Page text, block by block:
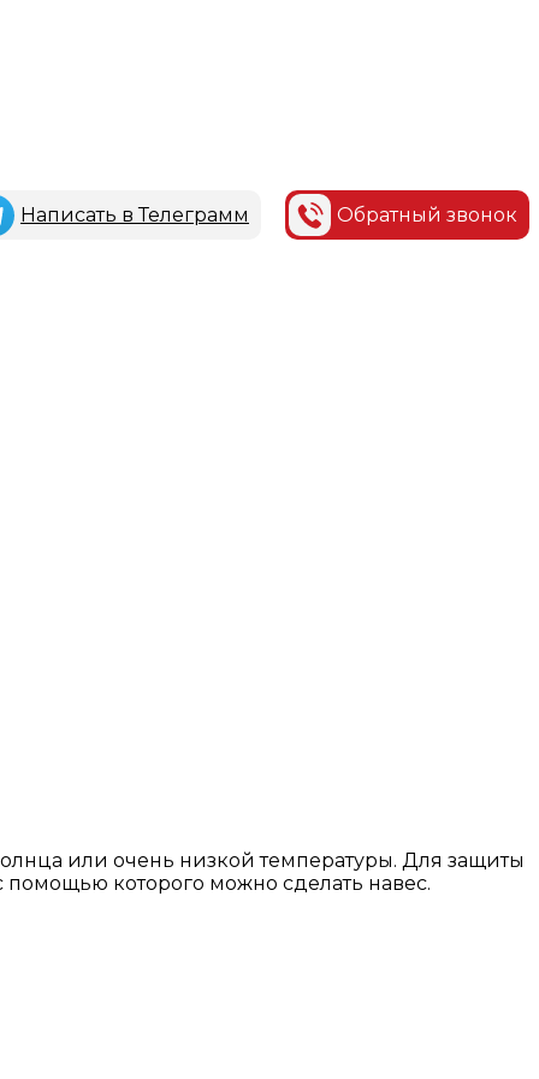
Написать в Телеграмм Обратный звонок
или очень низкой температуры. Для защиты
которого можно сделать навес.